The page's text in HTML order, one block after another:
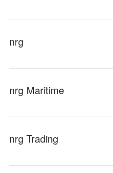
nrg
nrg Maritime
nrg Trading